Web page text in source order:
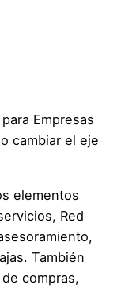
Empresas
cambiar el eje
elementos
Red
También
compras,